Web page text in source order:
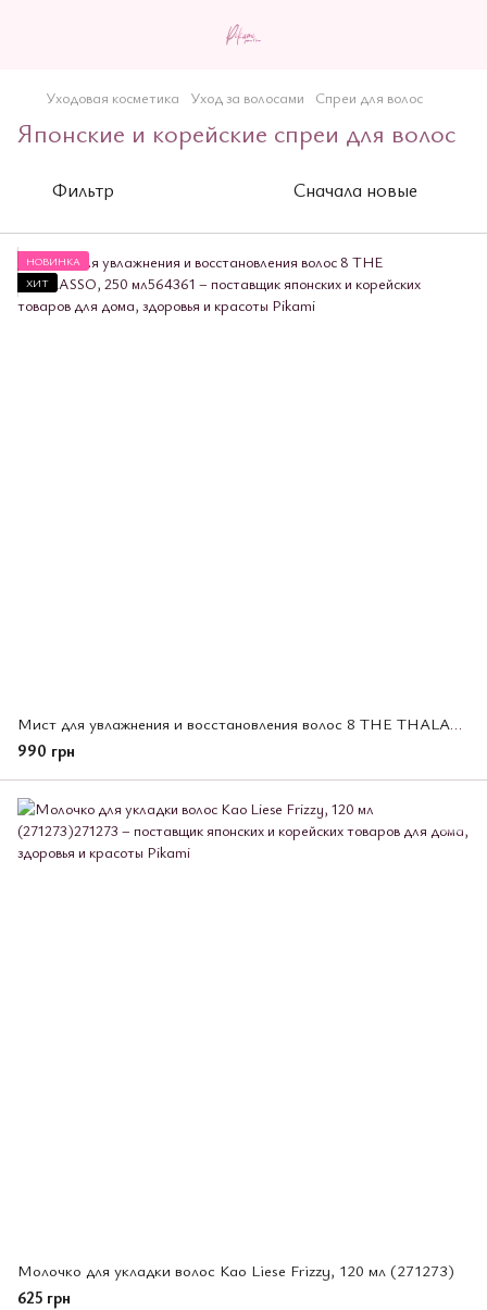
Уходовая косметика Уход за волосами Спреи для волос
Японские и корейские спреи для волос
Фильтр Сначала новые
НОВИНКА
ХИТ
Мист для увлажнения и восстановления волос 8 THE THALASSO, 250 мл
990 грн
Молочко для укладки волос Kao Liese Frizzy, 120 мл (271273)
625 грн